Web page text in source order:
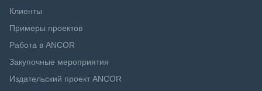
Клиенты
Примеры проектов
Работа в ANCOR
Закупочные мероприятия
Издательский проект ANCOR